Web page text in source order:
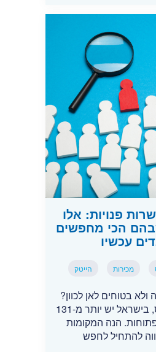
משרות פנויות: אלו
הכי מחפשים
עכשיו
מכירות הייטק
בטוחים לאן לכוון?
לפי נתוני הלמ"ס, בישראל יש יותר מ-131
הנה המקומות
להתחיל לחפש